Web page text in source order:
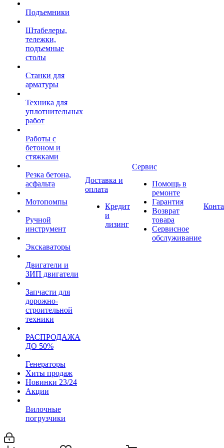
Подъемники
Штабелеры,
тележки,
подъемные
столы
Станки для
арматуры
Техника для
уплотнительных
работ
Работы с
бетоном и
стяжками
Резка бетона,
асфальта
Мотопомпы
Ручной
инструмент
Экскаваторы
Двигатели и
ЗИП двигатели
Запчасти для
дорожно-
строительной
техники
РАСПРОДАЖА
ДО 50%
Генераторы
Хиты продаж
Новинки 23/24
Акции
Вилочные
погрузчики
Доставка и
оплата
Кредит
и
лизинг
Сервис
Помощь в
ремонте
Гарантия
Возврат
товара
Сервисное
обслуживание